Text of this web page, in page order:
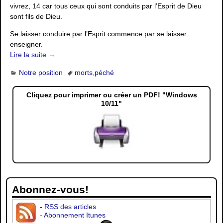
vivrez, 14 car tous ceux qui sont conduits par l’Esprit de Dieu
sont fils de Dieu.
Se laisser conduire par l’Esprit commence par se laisser
enseigner.
Lire la suite →
Notre position morts, péché
Cliquez pour imprimer ou créer un PDF! "Windows
10/11"
Abonnez-vous!
- RSS des articles
-Abonnement Itunes